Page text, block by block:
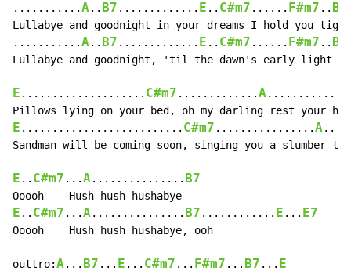
...........A.. B7 ............. E .. C#m7 ...... F#m7 .. B7
Lullabye and goodnight in your dreams I hold you tight
...........A.. B7 ............. E .. C#m7 ...... F#m7 .. B7
Lullabye and goodnight, 'til the dawn's early light
E .................... C#m7 .............A
E .......................... C#m7 ................A
Sandman will be coming soon, singing you a slumber
E .. C#m7 ...A............... B7
E .. C#m7 ...A............... B7 ............ E ... E7
Ooooh    Hush hush hushabye, ooh
outtro:A... B7 ... E ... C#m7 ... F#m7 ... B7 ... E